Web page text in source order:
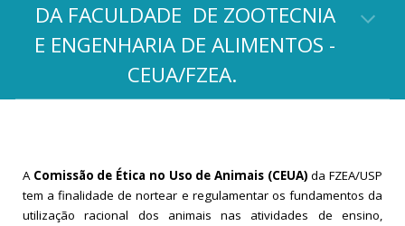
DA FACULDADE DE ZOOTECNIA
E ENGENHARIA DE ALIMENTOS -
CEUA/FZEA.
A Comissão de Ética no Uso de Animais (CEUA) da FZEA/USP
tem a finalidade de nortear e regulamentar os fundamentos da
utilização racional dos animais nas atividades de ensino,